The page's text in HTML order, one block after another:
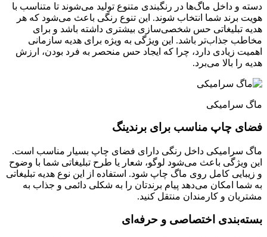
دسته و داخل ماگ‌ها در رنگبندی متنوع تولید می‌شوند تا متناسب با
هویت برند شما انتخاب شوند. این تنوع رنگی باعث می‌شود که هر
هدیه تبلیغاتی حس شخصی‌سازی بیشتری داشته باشد و برای
مخاطب جذاب‌تر باشد. این ویژگی به ویژه برای هدیه سازمانی
اهمیت زیادی دارد، چرا که ایجاد حس منحصر به فرد بودن، ارزش
هدیه را بالا می‌برد.
ماگ سرامیکی
فضای چاپ مناسب برای برندینگ
ماگ سرامیکی داخل رنگی دارای فضای چاپ بسیار مناسب است.
این ویژگی باعث می‌شود لوگو، شعار یا طرح تبلیغاتی شما با وضوح
و زیبایی کامل روی ماگ چاپ شود. استفاده از این نوع هدیه تبلیغاتی
به شما امکان می‌دهد پیام برندتان را به شکلی دائمی و جذاب به
مشتریان و کارمندان منتقل کنید.
بسته‌بندی اختصاصی و حرفه‌ای